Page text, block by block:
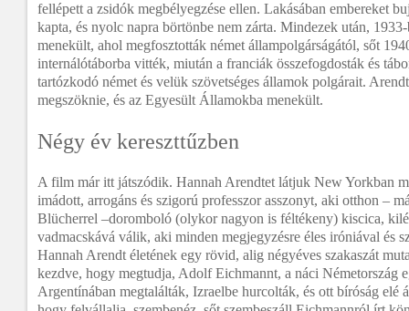
fellépett a zsidók megbélyegzése ellen. Lakásában embereket
kapta, és nyolc napra börtönbe nem zárta. Mindezek után,
menekült, ahol megfosztották német állampolgárságától, sőt
internálótáborba vitték, miután a franciák összefogdosták és
tartózkodó német és velük szövetséges államok polgárait.
megszöknie, és az Egyesült Államokba menekült.
Négy év kereszttűzben
A film már itt játszódik. Hannah Arendtet látjuk New Yorkban
imádott, arrogáns és szigorú professzor asszonyt, aki otthon –
Blücherrel –doromboló (olykor nagyon is féltékeny) kiscica,
vadmacskává válik, aki minden megjegyzésre éles iróniával és
Hannah Arendt életének egy rövid, alig négyéves szakaszát
kezdve, hogy megtudja, Adolf Eichmannt, a náci Németország
Argentínában megtalálták, Izraelbe hurcolták, és ott bíróság elé